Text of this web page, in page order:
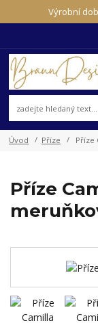
Výrobní
Úvod Příze Příze
Příze